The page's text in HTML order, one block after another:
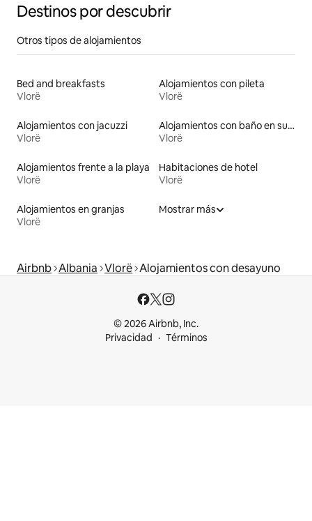
Destinos por descubrir
Otros tipos de alojamientos
Bed and breakfasts
Vlorë
Alojamientos con pileta
Vlorë
Alojamientos con jacuzzi
Vlorë
Alojamientos con baño en suite
Vlorë
Alojamientos frente a la playa
Vlorë
Habitaciones de hotel
Vlorë
Alojamientos en granjas
Vlorë
Mostrar más
Airbnb Albania Vlorë Alojamientos con desayuno
© 2026 Airbnb, Inc.
Privacidad
Términos